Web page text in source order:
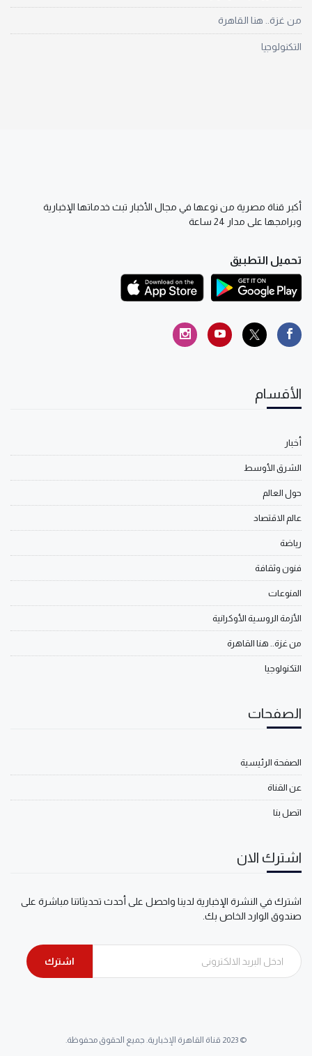
من غزة.. هنا القاهرة
التكنولوجيا
أكبر قناة مصرية من نوعها في مجال الأخبار تبث خدماتها الإخبارية
وبرامجها على مدار 24 ساعة
تحميل التطبيق
الأقسام
أخبار
الشرق الأوسط
حول العالم
عالم الاقتصاد
رياضة
فنون وثقافة
المنوعات
الأزمة الروسية الأوكرانية
من غزة.. هنا القاهرة
التكنولوجيا
الصفحات
الصفحة الرئيسية
عن القناة
اتصل بنا
اشترك الان
اشترك في النشرة الإخبارية لدينا واحصل على أحدث تحديثاتنا مباشرة على
صندوق الوارد الخاص بك.
اشترك
© 2023 قناة القاهرة الإخبارية. جميع الحقوق محفوظة.